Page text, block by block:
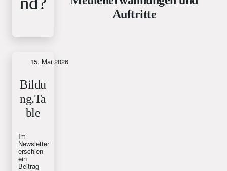
Auftritte
Newsletter
15. Mai 2026
Bildu
ng.Ta
ble
Im
Newsletter
erschien
ein
Beitrag